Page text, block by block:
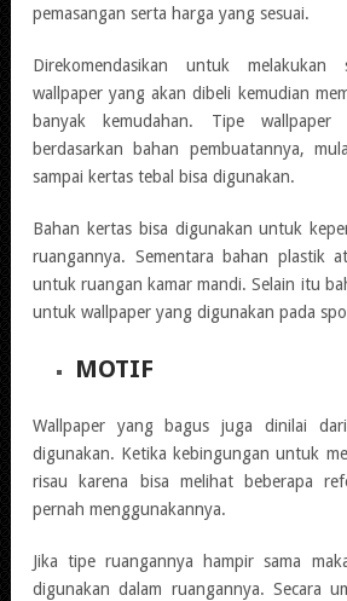
pemasangan serta harga yang sesuai.
Direkomendasikan untuk
wallpaper yang akan dibeli kemudian
banyak kemudahan. Tipe
berdasarkan bahan pembuatannya,
sampai kertas tebal bisa digunakan.
Bahan kertas bisa digunakan untuk
ruangannya. Sementara bahan plastik
untuk ruangan kamar mandi. Selain itu
untuk wallpaper yang digunakan pada
MOTIF
Wallpaper yang bagus juga dinilai
digunakan. Ketika kebingungan untuk
risau karena bisa melihat beberapa
pernah menggunakannya.
Jika tipe ruangannya hampir sama
digunakan dalam ruangannya. Secara